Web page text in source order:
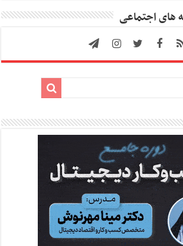
های اجتماعی